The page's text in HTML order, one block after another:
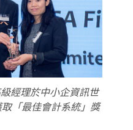
經理於中小企資訊世
「最佳會計系統」獎